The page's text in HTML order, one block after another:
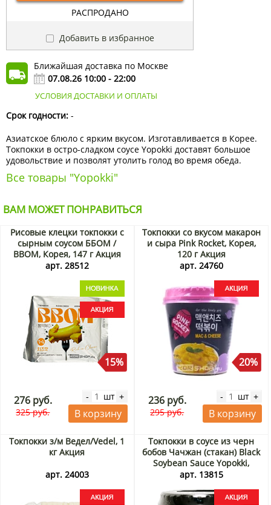
РАСПРОДАНО
Добавить в избранное
Ближайшая доставка по Москве
07.08.26 10:00 - 22:00
УСЛОВИЯ ДОСТАВКИ И ОПЛАТЫ
Срок годности: -
Азиатское блюло с ярким вкусом. Изготавливается в Корее.
Токпокки в остро-сладком соусе Yopokki доставят большое
удовольствие и позволят утолить голод во время обеда.
Все товары "Yopokki"
ВАМ МОЖЕТ ПОНРАВИТЬСЯ
Рисовые клецки токпокки с
сырным соусом ББОМ /
BBOM, Корея, 147 г Акция
арт. 28512
15%
276 руб.
325 руб.
- шт +
В корзину
Токпокки со вкусом макарон
и сыра Pink Rocket, Корея,
120 г Акция
арт. 24760
20%
236 руб.
295 руб.
- шт +
В корзину
Токпокки з/м Ведел/Vedel, 1
кг Акция
арт. 24003
Токпокки в соусе из черн
бобов Чачжан (стакан) Black
Soybean Sauce Yopokki,
Корея, 120 г Акция
арт. 13815